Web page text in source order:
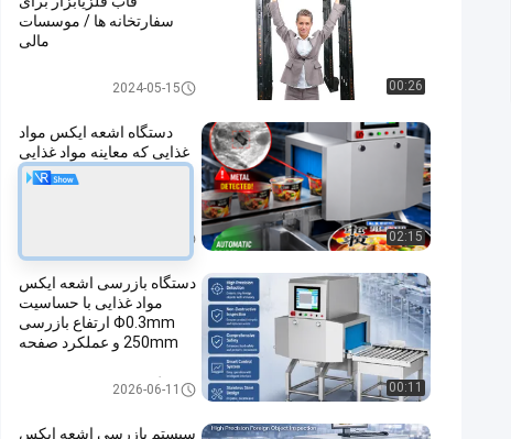
00:26
سفارتخانه ها / موسسات
مالی
راه رفتن از طریق فلزیاب
2024-05-15
02:15
دستگاه اشعه ایکس مواد
غذایی که معاینه مواد غذایی
را با لایه آینه مقاوم در برابر
00:11
دستگاه بازرسی اشعه ایکس
مواد غذایی با حساسیت
Φ0.3mm ارتفاع بازرسی
250mm و عملکرد صفحه
دستگاه اشعه ایکس مواد غذایی
2026-06-11
سیستم بازرسی اشعه ایکس